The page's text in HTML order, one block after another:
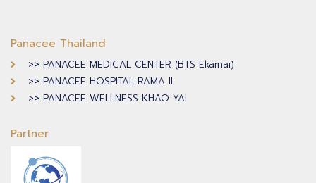
Panacee Thailand
>> PANACEE MEDICAL CENTER (BTS Ekamai)
>> PANACEE HOSPITAL RAMA II
>> PANACEE WELLNESS KHAO YAI
Partner